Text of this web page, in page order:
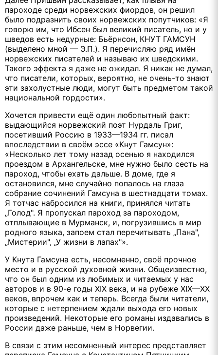
пароходе среди норвежских фиордов, он решил
было подразнить своих норвежских попутчиков: «Я
говорю им, что Ибсен был великий писатель, но и у
шведов есть недурные: Бьёрнсон, КНУТ ГАМСУН
(выделено мной — Э.П.). Я перечисляю ряд имён
норвежских писателей и называю их шведскими.
Такого эффекта я даже не ожидал. Я никак не думал,
что писатели, которых, вероятно, не очень-то знают
эти захолустные люди, могут быть предметом такой
национальной гордости».
Хочется привести ещё один любопытный факт:
выдающийся норвежский поэт Нурдаль Григ,
посетивший Россию в 1933—1934 гг. писал
впоследствии в своём эссе «Кнут Гамсун»:
«Несколько лет тому назад осенью я находился
проездом в Архангельске, мне нужно было сесть на
пароход, чтобы ехать дальше. В доме, где я
остановился, мне случайно попалось на глаза
собрание сочинений Гамсуна в шестнадцати томах.
Я тотчас набросился на книги, принялся читать
„Голод". Я пропускал пароход за пароходом,
отплывающие в Мурманск, и, погрузившись в мир
родного языка, запоем стал перечитывать „Пана",
„Мистерии", „У жизни в лапах"».
У Кнута Гамсуна есть, несомненно, своё прочное
место и в русской духовной жизни. Общеизвестно,
что он был одним из любимых и читаемых у нас
авторов и в 90-е годы XIX века, и на рубеже XIX—ХХ
веков, впрочем как и теперь. Всегда были читатели,
которые с нетерпением ждали выхода его новых
произведений. Некоторые его романы издавались в
России даже раньше, чем в Норвегии.
В связи с этим несомненный интерес представляет